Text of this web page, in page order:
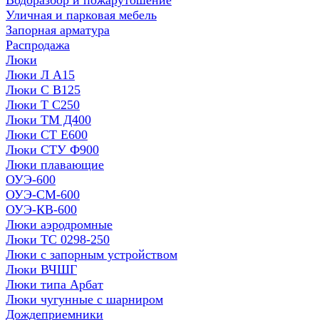
Уличная и парковая мебель
Запорная арматура
Распродажа
Люки
Люки Л А15
Люки С В125
Люки Т С250
Люки ТМ Д400
Люки СТ Е600
Люки СТУ Ф900
Люки плавающие
ОУЭ-600
ОУЭ-СМ-600
ОУЭ-КВ-600
Люки аэродромные
Люки ТС 0298-250
Люки с запорным устройством
Люки ВЧШГ
Люки типа Арбат
Люки чугунные с шарниром
Дождеприемники